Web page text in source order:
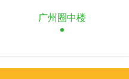
广州圈中楼